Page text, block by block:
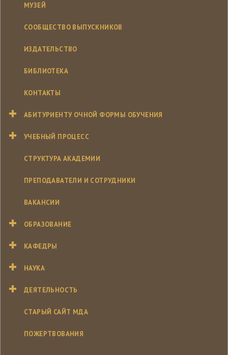
МУЗЕЙ
СООБЩЕСТВО ВЫПУСКНИКОВ
ИЗДАТЕЛЬСТВО
БИБЛИОТЕКА
КОНТАКТЫ
АБИТУРИЕНТУ ОЧНОЙ ФОРМЫ ОБУЧЕНИЯ
УЧЕБНЫЙ ПРОЦЕСС
СТРУКТУРА АКАДЕМИИ
ПРЕПОДАВАТЕЛИ И СОТРУДНИКИ
ВАКАНСИИ
ОБРАЗОВАНИЕ
КАФЕДРЫ
НАУКА
ДЕЯТЕЛЬНОСТЬ
СТАРЫЙ САЙТ МДА
ПОЖЕРТВОВАНИЯ